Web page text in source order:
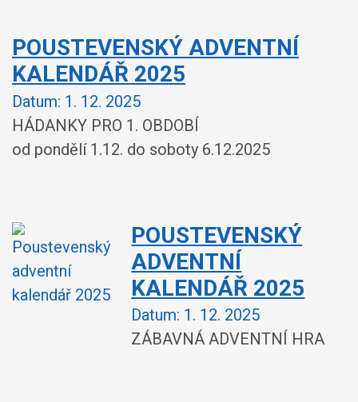
POUSTEVENSKÝ ADVENTNÍ
KALENDÁŘ 2025
Datum: 1. 12. 2025
HÁDANKY PRO 1. OBDOBÍ
od pondělí 1.12. do soboty 6.12.2025
POUSTEVENSKÝ
ADVENTNÍ
KALENDÁŘ 2025
Datum: 1. 12. 2025
ZÁBAVNÁ ADVENTNÍ HRA